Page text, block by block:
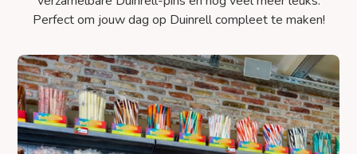
Perfect om jouw dag op Duinrell compleet te maken!